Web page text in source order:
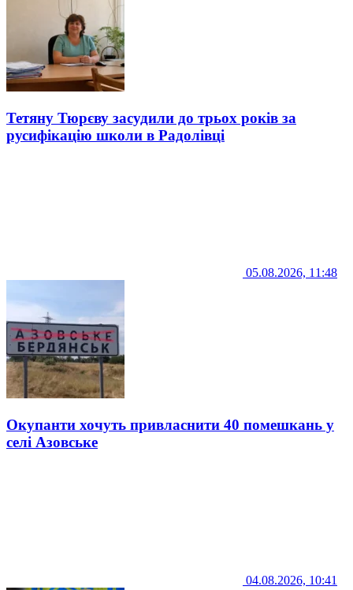
Тетяну Тюрєву засудили до трьох років за
русифікацію школи в Радолівці
05.08.2026, 11:48
Окупанти хочуть привласнити 40 помешкань у
селі Азовське
04.08.2026, 10:41